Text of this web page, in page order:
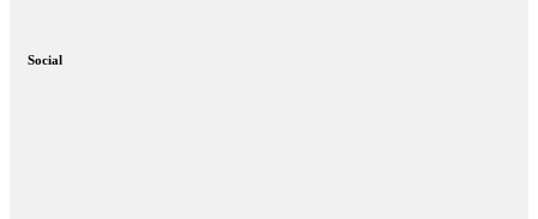
Social